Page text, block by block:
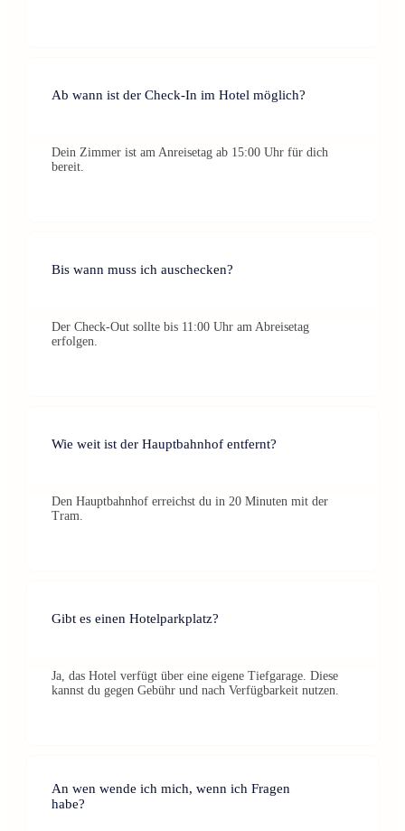
Ab wann ist der Check-In im Hotel möglich?
Dein Zimmer ist am Anreisetag ab 15:00 Uhr für dich
bereit.
Bis wann muss ich auschecken?
Der Check-Out sollte bis 11:00 Uhr am Abreisetag
erfolgen.
Wie weit ist der Hauptbahnhof entfernt?
Den Hauptbahnhof erreichst du in 20 Minuten mit der
Tram.
Gibt es einen Hotelparkplatz?
Ja, das Hotel verfügt über eine eigene Tiefgarage. Diese
kannst du gegen Gebühr und nach Verfügbarkeit nutzen.
An wen wende ich mich, wenn ich Fragen
habe?